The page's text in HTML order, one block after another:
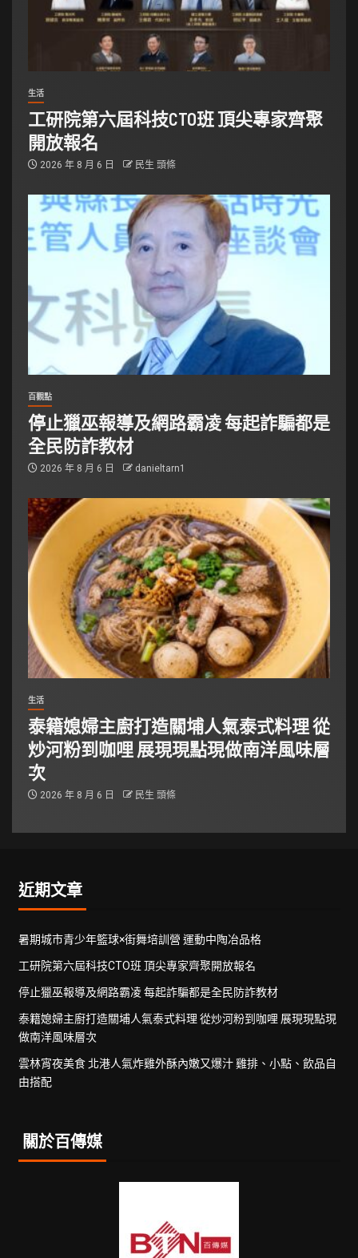
生活
工研院第六屆科技CTO班 頂尖專家齊聚
開放報名
2026 年 8 月 6 日 民生 頭條
百觀點
停止獵巫報導及網路霸凌 每起詐騙都是
全民防詐教材
2026 年 8 月 6 日 danieltarn1
生活
泰籍媳婦主廚打造關埔人氣泰式料理 從
炒河粉到咖哩 展現現點現做南洋風味層
次
2026 年 8 月 6 日 民生 頭條
近期文章
暑期城市青少年籃球×街舞培訓營 運動中陶冶品格
工研院第六屆科技CTO班 頂尖專家齊聚開放報名
停止獵巫報導及網路霸凌 每起詐騙都是全民防詐教材
泰籍媳婦主廚打造關埔人氣泰式料理 從炒河粉到咖哩 展現現點現
做南洋風味層次
雲林宵夜美食 北港人氣炸雞外酥內嫩又爆汁 雞排、小點、飲品自
由搭配
關於百傳媒